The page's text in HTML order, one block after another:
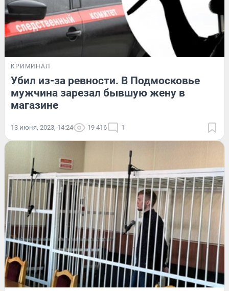
КРИМИНАЛ
Убил из-за ревности. В Подмосковье
мужчина зарезал бывшую жену в
магазине
13 июня, 2023, 14:24 19 416 1